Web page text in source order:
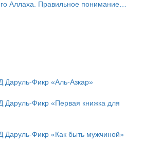
Аллаха. Правильное понимание
Даруль-Фикр «Аль-Азкар»
Даруль-Фикр «Первая книжка для
Даруль-Фикр «Как быть мужчиной»